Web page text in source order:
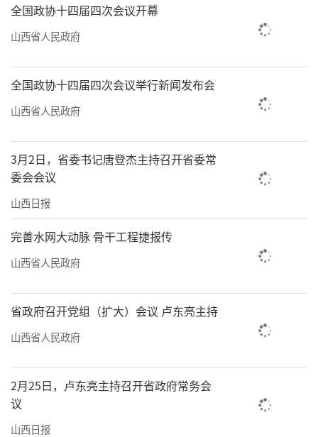
全国政协十四届四次会议开幕
山西省人民政府
全国政协十四届四次会议举行新闻发布会
山西省人民政府
3月2日，省委书记唐登杰主持召开省委常
委会会议
山西日报
完善水网大动脉 骨干工程捷报传
山西省人民政府
省政府召开党组（扩大）会议 卢东亮主持
山西省人民政府
2月25日，卢东亮主持召开省政府常务会
议
山西日报